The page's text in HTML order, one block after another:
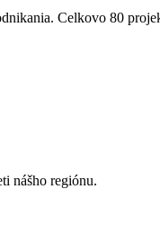
Celkovo 80
nášho regiónu.